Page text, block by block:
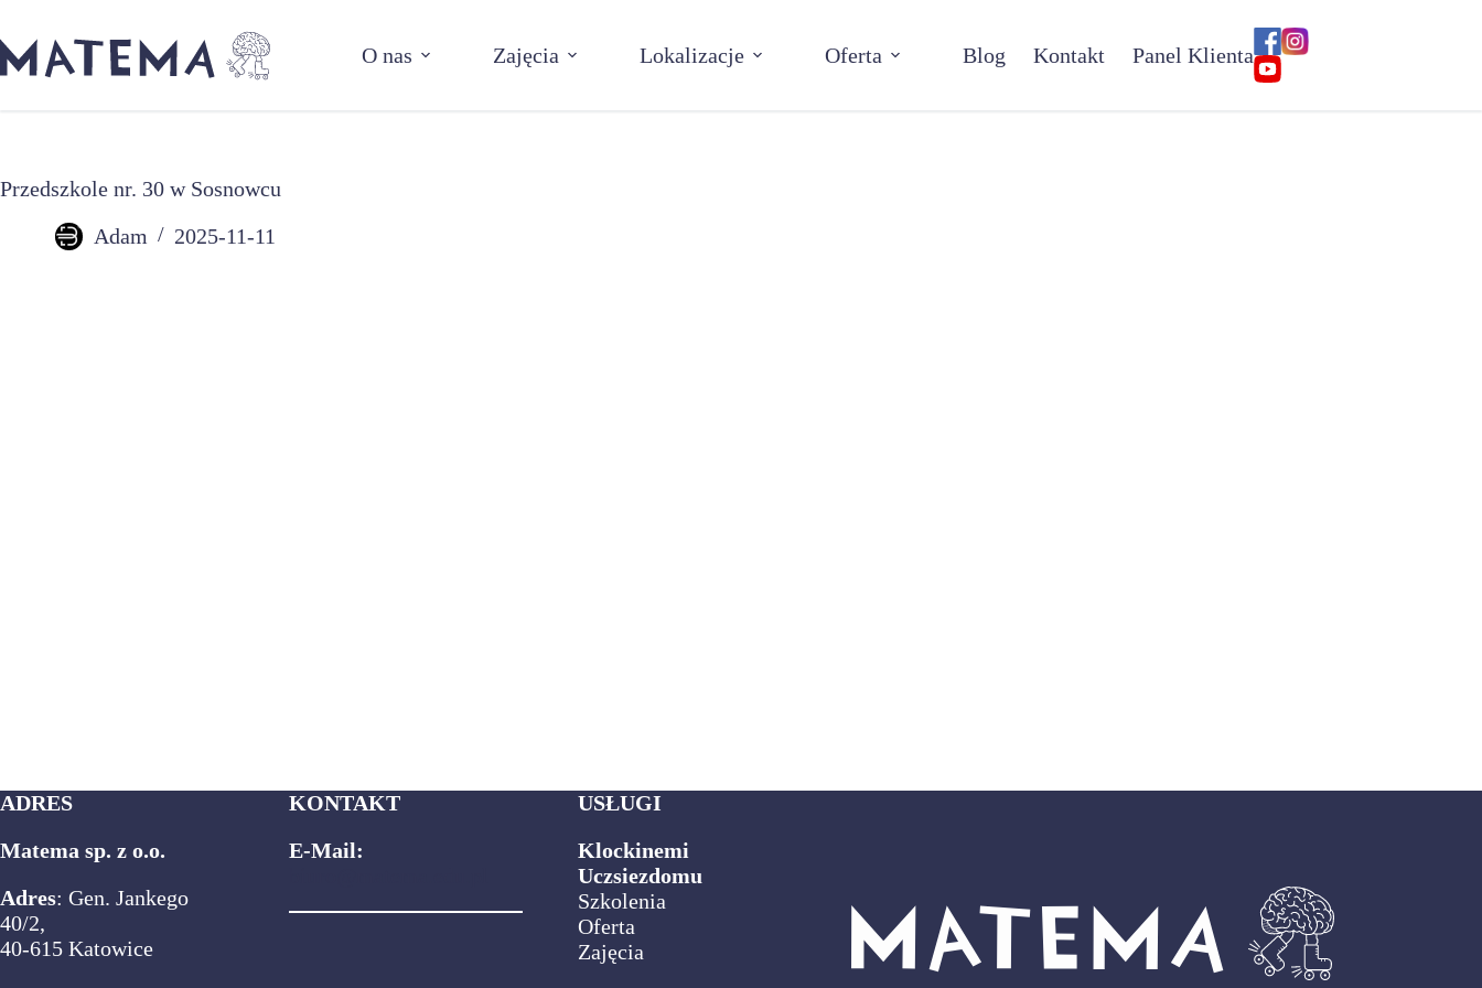
do
treści
O nas Zajęcia Lokalizacje Oferta Blog Kontakt Panel Klienta
Przedszkole nr. 30 w Sosnowcu
Adam
2025-11-11
ADRES
Matema sp. z o.o.
Adres: Gen. Jankego
40/2,
40-615 Katowice
KONTAKT
E-Mail:
USŁUGI
Klockinemi
Uczsiezdomu
Szkolenia
Oferta
Zajęcia